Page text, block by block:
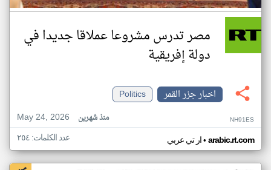
مصر تدرس مشروعا عملاقا جديدا في
دولة إفريقية
اخبار جزر القمر
Politics
May 24, 2026
منذ شهرين NH91ES
ار تي عربي• arabic.rt.com عدد الكلمات: ٢٥٤